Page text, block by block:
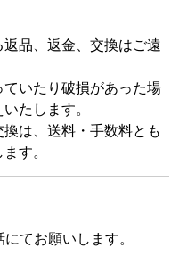
品、返金、交換はご遠
いたり破損があった場
たします。
は、送料・手数料とも
す。
てお願いします。